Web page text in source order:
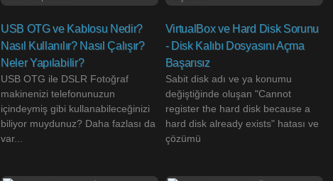
USB OTG ve Kablosu Nedir?
Nasıl Kullanılır? Nasıl Çalışır?
Neler Yapılabilir?
USB OTG ile DSLR Fotoğraf
makinenizi telefonunuzun
içindeymiş gibi kullanabileceğinizi
biliyor muydunuz? Daha fazlası da
var...
VirtualBox ve Hard Disk Sorunu
- Disk Kalıbı Dosyasını Açma
Başarısız
Sabit disk adı ve ya konumu
değiştiğinde oluşan "Cannot
register the hard disk because a
hard disk already exists" hatası ve
çözümü